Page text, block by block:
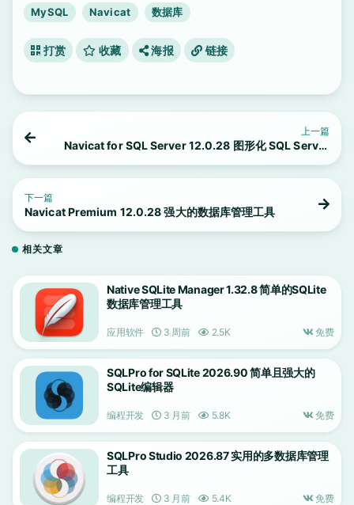
MySQL Navicat 数据库
打赏 收藏 海报 链接
上一篇
Navicat for SQL Server 12.0.28 图形化 SQL Server
下一篇
Navicat Premium 12.0.28 强大的数据库管理工具
相关文章
Native SQLite Manager 1.32.8 简单的SQLite
数据库管理工具
应用软件 3 周前 2.5K 免费
SQLPro for SQLite 2026.90 简单且强大的
SQLite编辑器
编程开发 3 月前 5.8K 免费
SQLPro Studio 2026.87 实用的多数据库管理
工具
编程开发 3 月前 5.4K 免费